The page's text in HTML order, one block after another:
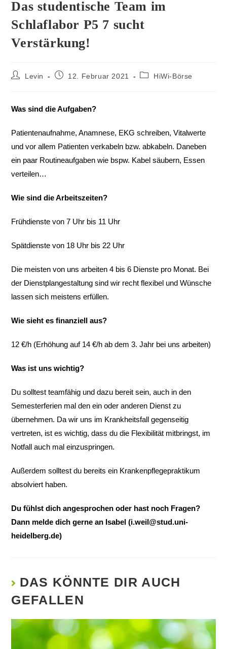
Das studentische Team im
Schlaflabor P5 7 sucht
Verstärkung!
Levin 12. Februar 2021 HiWi-Börse
Was sind die Aufgaben?
Patientenaufnahme, Anamnese, EKG schreiben, Vitalwerte
und vor allem Patienten verkabeln bzw. abkabeln. Daneben
ein paar Routineaufgaben wie bspw. Kabel säubern, Essen
verteilen…
Wie sind die Arbeitszeiten?
Frühdienste von 7 Uhr bis 11 Uhr
Spätdienste von 18 Uhr bis 22 Uhr
Die meisten von uns arbeiten 4 bis 6 Dienste pro Monat. Bei
der Dienstplangestaltung sind wir recht flexibel und Wünsche
lassen sich meistens erfüllen.
Wie sieht es finanziell aus?
12 €/h (Erhöhung auf 14 €/h ab dem 3. Jahr bei uns arbeiten)
Was ist uns wichtig?
Du solltest teamfähig und dazu bereit sein, auch in den
Semesterferien mal den ein oder anderen Dienst zu
übernehmen. Da wir uns im Krankheitsfall gegenseitig
vertreten, ist es wichtig, dass du die Flexibilität mitbringst, im
Notfall auch mal einzuspringen.
Außerdem solltest du bereits ein Krankenpflegepraktikum
absolviert haben.
Du fühlst dich angesprochen oder hast noch Fragen?
Dann melde dich gerne an Isabel (i.weil@stud.uni-
heidelberg.de)
DAS KÖNNTE DIR AUCH
GEFALLEN